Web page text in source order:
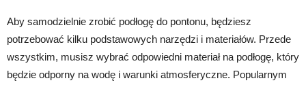
Aby samodzielnie zrobić podłogę do pontonu, będziesz
potrzebować kilku podstawowych narzędzi i materiałów. Przede
wszystkim, musisz wybrać odpowiedni materiał na podłogę, który
będzie odporny na wodę i warunki atmosferyczne. Popularnym